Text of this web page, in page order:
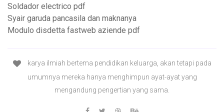
Soldador electrico pdf
Syair garuda pancasila dan maknanya
Modulo disdetta fastweb aziende pdf
karya ilmiah bertema pendidikan keluarga, akan tetapi pada
umumnya mereka hanya menghimpun ayat-ayat yang
mengandung pengertian yang sama.